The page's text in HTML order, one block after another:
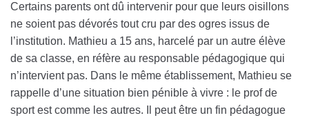
Certains parents ont dû intervenir pour que leurs oisillons
ne soient pas dévorés tout cru par des ogres issus de
l’institution. Mathieu a 15 ans, harcelé par un autre élève
de sa classe, en réfère au responsable pédagogique qui
n’intervient pas. Dans le même établissement, Mathieu se
rappelle d’une situation bien pénible à vivre : le prof de
sport est comme les autres. Il peut être un fin pédagogue